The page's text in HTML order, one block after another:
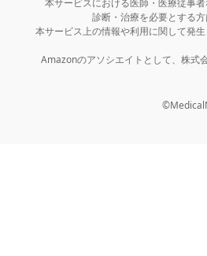
本サービスにおける医師・医療従事
診断・治療を必要とする
本サービス上の情報や利用に関して発
Amazonのアソシエイトとして、株式